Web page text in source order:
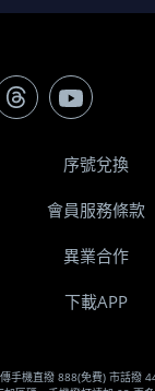
手機直撥 888(免費) 市話撥
序號兌換
會員服務條款
異業合作
下載APP